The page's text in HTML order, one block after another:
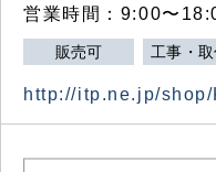
営業時間：9:00〜
販売可 工事・
http://itp.ne.jp/